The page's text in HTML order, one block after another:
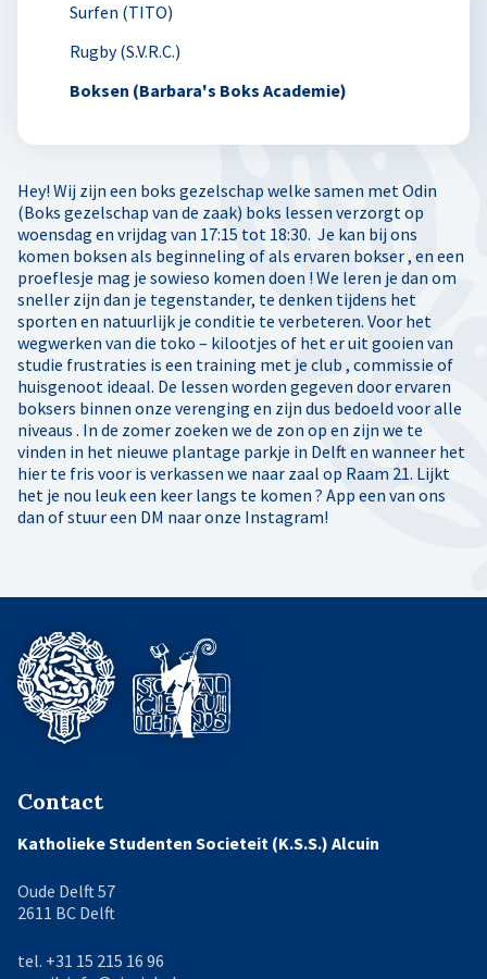
Surfen (TITO)
Rugby (S.V.R.C.)
Boksen (Barbara's Boks Academie)
Hey! Wij zijn een boks gezelschap welke samen met Odin
(Boks gezelschap van de zaak) boks lessen verzorgt op
woensdag en vrijdag van 17:15 tot 18:30. Je kan bij ons
komen boksen als beginneling of als ervaren bokser , en een
proeflesje mag je sowieso komen doen ! We leren je dan om
sneller zijn dan je tegenstander, te denken tijdens het
sporten en natuurlijk je conditie te verbeteren. Voor het
wegwerken van die toko – kilootjes of het er uit gooien van
studie frustraties is een training met je club , commissie of
huisgenoot ideaal. De lessen worden gegeven door ervaren
boksers binnen onze verenging en zijn dus bedoeld voor alle
niveaus . In de zomer zoeken we de zon op en zijn we te
vinden in het nieuwe plantage parkje in Delft en wanneer het
hier te fris voor is verkassen we naar zaal op Raam 21. Lijkt
het je nou leuk een keer langs te komen ? App een van ons
dan of stuur een DM naar onze Instagram!
Contact
Katholieke Studenten Societeit (K.S.S.) Alcuin
Oude Delft 57
2611 BC Delft
tel. +31 15 215 16 96